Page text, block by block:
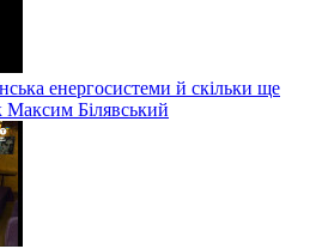
енергосистеми й скільки ще
Максим Білявський